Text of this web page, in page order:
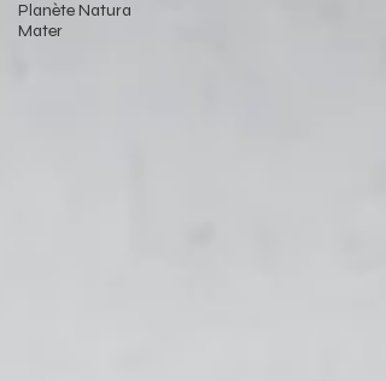
Planète Natura
Mater